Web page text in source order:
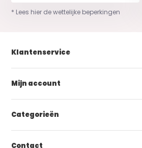
* Lees hier de wettelijke beperkingen
Klantenservice
Mijn account
Categorieën
Contact